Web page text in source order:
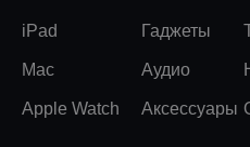
iPad
Mac
Apple Watch
Гаджеты
Аудио
Аксессуары